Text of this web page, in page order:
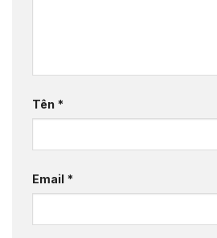
Tên *
Email *